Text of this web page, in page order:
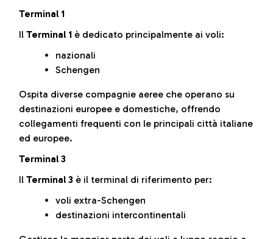
Terminal 1
Il Terminal 1 è dedicato principalmente ai voli:
nazionali
Schengen
Ospita diverse compagnie aeree che operano su
destinazioni europee e domestiche, offrendo
collegamenti frequenti con le principali città italiane
ed europee.
Terminal 3
Il Terminal 3 è il terminal di riferimento per:
voli extra-Schengen
destinazioni intercontinentali